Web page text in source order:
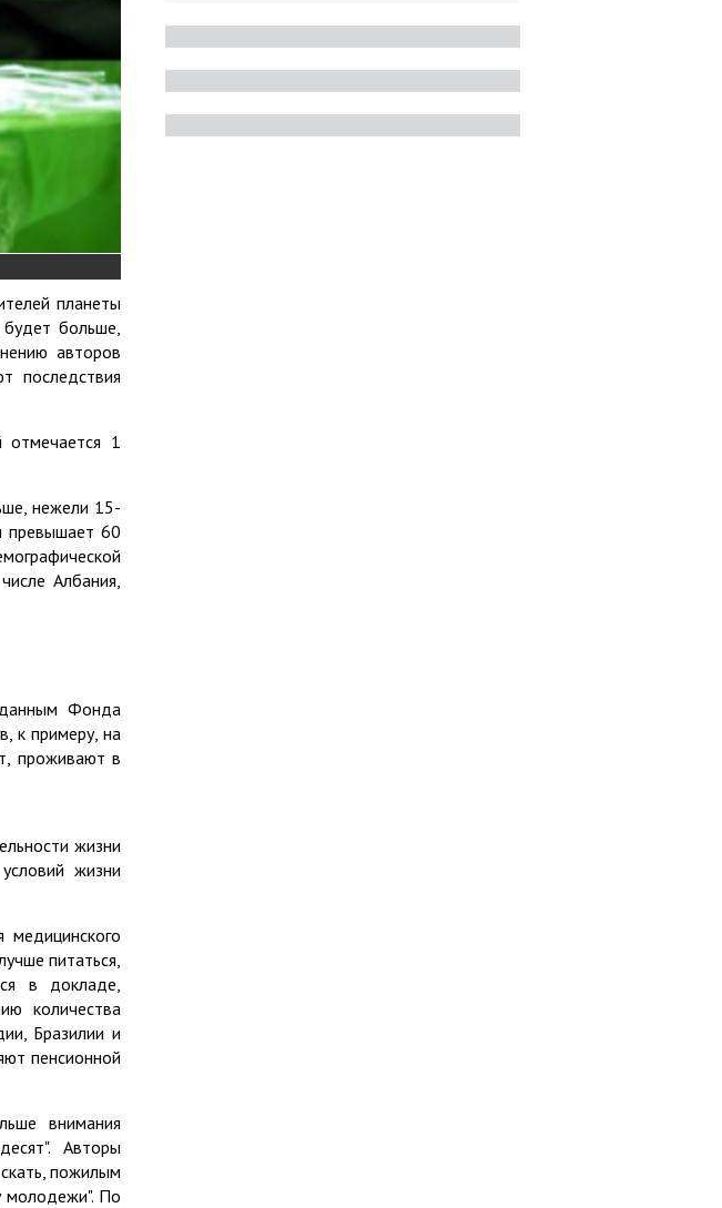
планеты
больше,
авторов
последствия
1
нежели 15-
превышает 60
Албания,
Фонда
к примеру, на
проживают в
жизни
жизни
питаться,
в докладе,
количества
Бразилии и
пенсионной
внимания
Авторы
пожилым
молодежи". По